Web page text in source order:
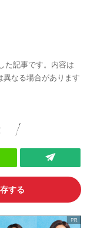
た記事です。内容は
異なる場合があります
する